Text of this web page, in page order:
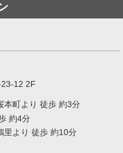
12 2F
本町より 徒歩 約3分
約4分
里より 徒歩 約10分